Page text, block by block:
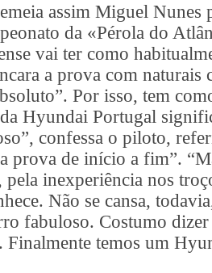
assim Miguel Nunes
da «Pérola do
vai ter como
a prova com naturais
Por isso, tem
Hyundai Portugal
confessa o piloto,
prova de início a fim”.
pela inexperiência nos
Não se cansa,
fabuloso. Costumo
Finalmente temos um